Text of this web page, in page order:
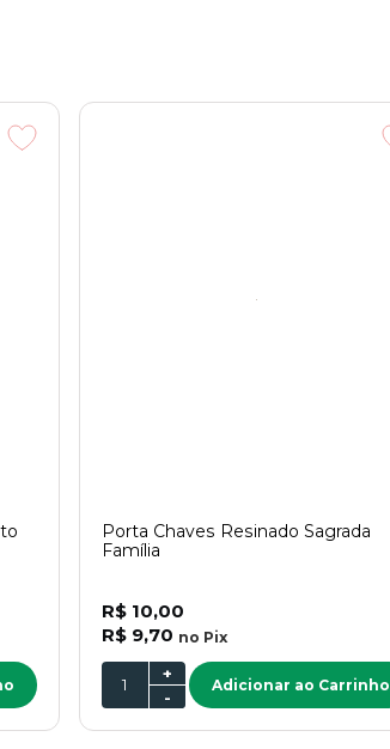
Porta Chaves Resinado Sagrada
Família
R$ 10,00
R$ 9,70 no Pix
-
+
Adicionar ao Carrinho